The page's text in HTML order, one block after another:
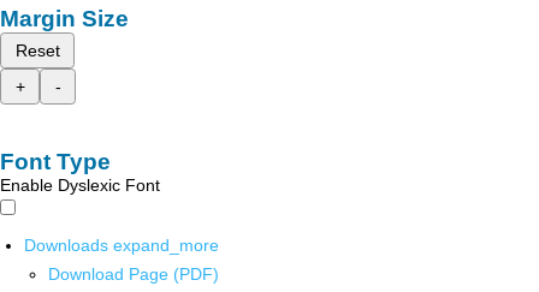
Margin Size
Reset
+
-
Font Type
Enable Dyslexic Font
Downloads expand_more
Download Page (PDF)